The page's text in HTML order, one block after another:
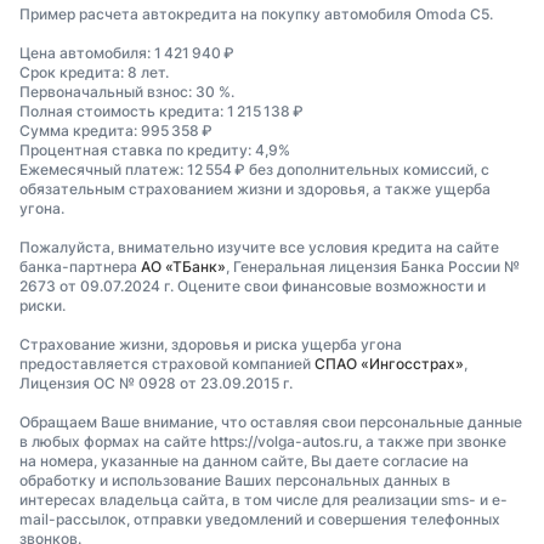
Пример расчета автокредита на покупку автомобиля Omoda C5.
Цена автомобиля: 1 421 940 ₽
Срок кредита: 8 лет.
Первоначальный взнос: 30 %.
Полная стоимость кредита: 1 215 138 ₽
Сумма кредита: 995 358 ₽
Процентная ставка по кредиту: 4,9%
Ежемесячный платеж: 12 554 ₽ без дополнительных комиссий, с
обязательным страхованием жизни и здоровья, а также ущерба
угона.
Пожалуйста, внимательно изучите все условия кредита на сайте
банка-партнера АО «ТБанк» , Генеральная лицензия Банка России №
2673 от 09.07.2024 г. Оцените свои финансовые возможности и
риски.
Страхование жизни, здоровья и риска ущерба угона
предоставляется страховой компанией СПАО «Ингосстрах»
Лицензия ОС № 0928 от 23.09.2015 г.
Обращаем Ваше внимание, что оставляя свои персональные данные
в любых формах на сайте https://volga-autos.ru, а также при звонке
на номера, указанные на данном сайте, Вы даете согласие на
обработку и использование Ваших персональных данных в
интересах владельца сайта, в том числе для реализации sms- и e-
mail-рассылок, отправки уведомлений и совершения телефонных
звонков.